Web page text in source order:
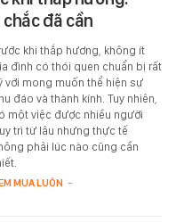
đã cần
khi thắp hương, không ít
đình có thói quen chuẩn bị rất
với mong muốn thể hiện sự
đáo và thành kính. Tuy nhiên,
một việc được nhiều người
trì từ lâu nhưng thực tế
phải lúc nào cũng cần
MUA LUÔN -